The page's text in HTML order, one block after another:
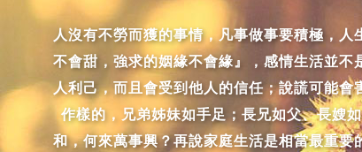
人沒有不勞而獲的事情，凡事做事要積極，
不會甜，強求的姻緣不會緣』，感情生活並
人利己，而且會受到他人的信任；說謊可能
作樣的，兄弟姊妹如手足；長兄如父、長嫂
和，何來萬事興？再說家庭生活是相當最重